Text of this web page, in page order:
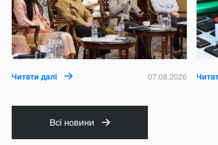
Читати далі 07.08.2026
Всі новини